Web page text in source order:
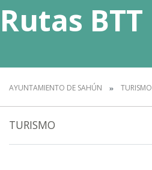
Rutas BTT
AYUNTAMIENTO DE SAHÚN TURISMO
TURISMO